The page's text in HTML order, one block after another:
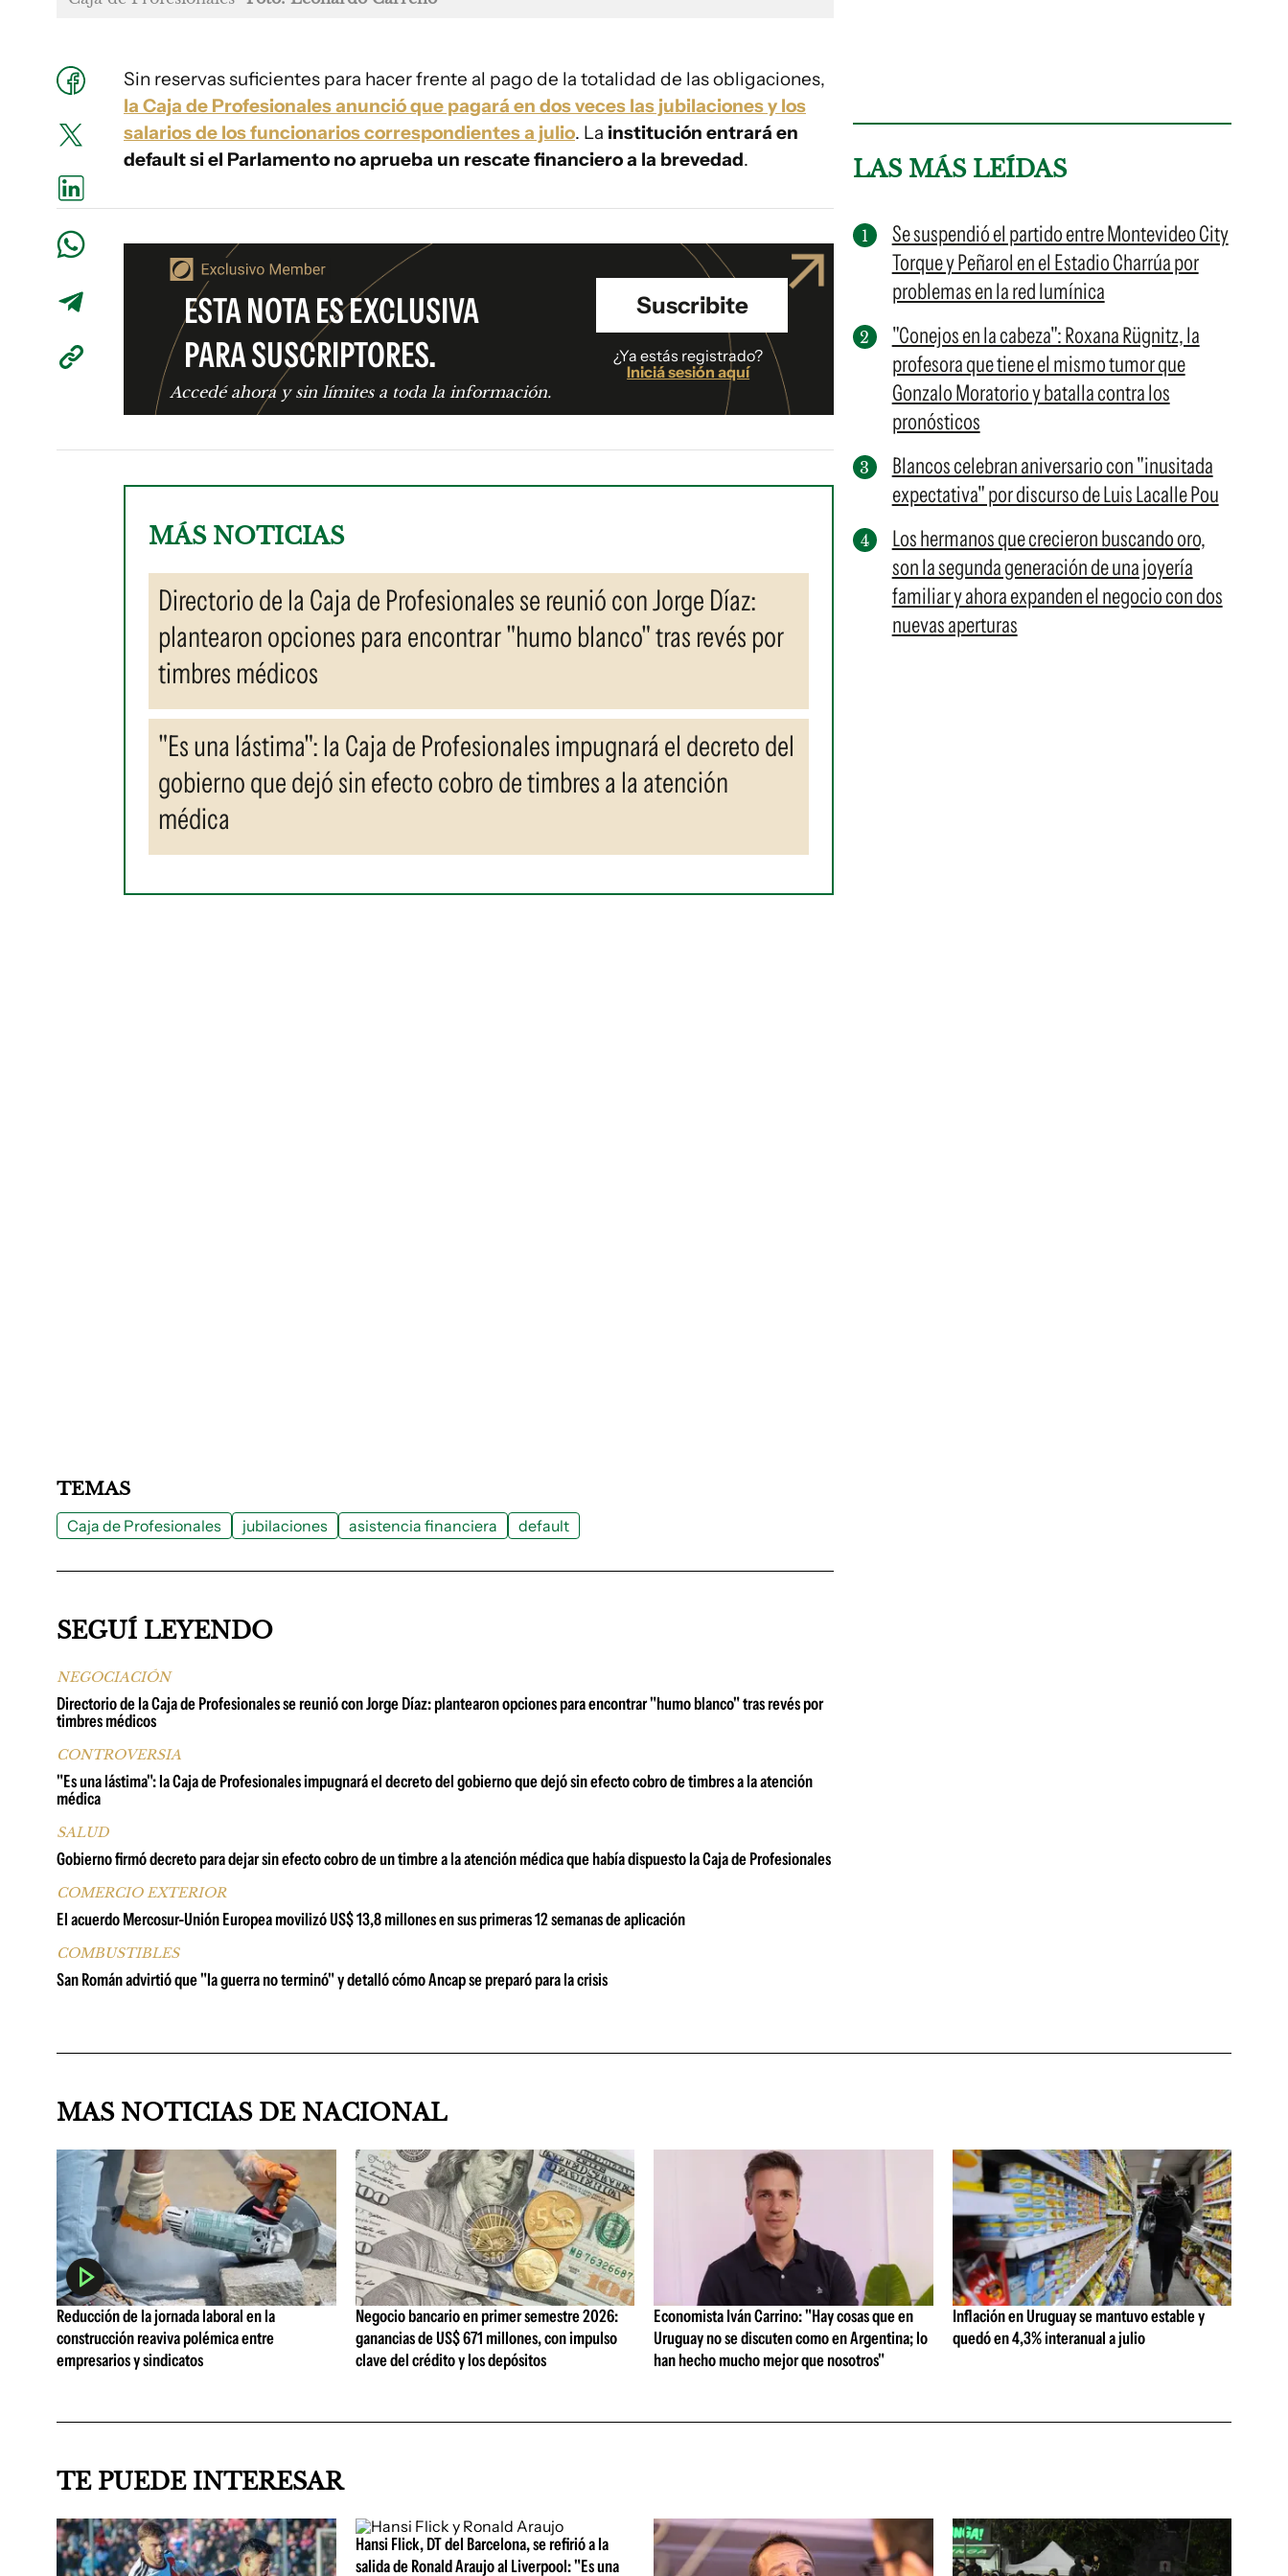
Sin reservas suficientes para hacer frente al pago de la totalidad de las obligaciones,
la Caja de Profesionales anunció que pagará en dos veces las jubilaciones y los
salarios de los funcionarios correspondientes a julio. La institución entrará en
default si el Parlamento no aprueba un rescate financiero a la brevedad.
ESTA NOTA ES EXCLUSIVA
PARA SUSCRIPTORES.
Accedé ahora y sin límites a toda la información.
Suscribite
¿Ya estás registrado?
Iniciá sesión aquí
MÁS NOTICIAS
Directorio de la Caja de Profesionales se reunió con Jorge Díaz:
plantearon opciones para encontrar "humo blanco" tras revés por
timbres médicos
"Es una lástima": la Caja de Profesionales impugnará el decreto del
gobierno que dejó sin efecto cobro de timbres a la atención
médica
LAS MÁS LEÍDAS
Se suspendió el partido entre Montevideo City
Torque y Peñarol en el Estadio Charrúa por
problemas en la red lumínica
"Conejos en la cabeza": Roxana Rügnitz, la
profesora que tiene el mismo tumor que
Gonzalo Moratorio y batalla contra los
pronósticos
Blancos celebran aniversario con "inusitada
expectativa" por discurso de Luis Lacalle Pou
Los hermanos que crecieron buscando oro,
son la segunda generación de una joyería
familiar y ahora expanden el negocio con dos
nuevas aperturas
TEMAS
Caja de Profesionales jubilaciones asistencia financiera default
SEGUÍ LEYENDO
NEGOCIACIÓN
Directorio de la Caja de Profesionales se reunió con Jorge Díaz: plantearon opciones para encontrar "humo blanco" tras revés por
timbres médicos
CONTROVERSIA
"Es una lástima": la Caja de Profesionales impugnará el decreto del gobierno que dejó sin efecto cobro de timbres a la atención
médica
SALUD
Gobierno firmó decreto para dejar sin efecto cobro de un timbre a la atención médica que había dispuesto la Caja de Profesionales
COMERCIO EXTERIOR
El acuerdo Mercosur-Unión Europea movilizó US$ 13,8 millones en sus primeras 12 semanas de aplicación
COMBUSTIBLES
San Román advirtió que "la guerra no terminó" y detalló cómo Ancap se preparó para la crisis
MAS NOTICIAS DE NACIONAL
Reducción de la jornada laboral en la
construcción reaviva polémica entre
empresarios y sindicatos
Negocio bancario en primer semestre 2026:
ganancias de US$ 671 millones, con impulso
clave del crédito y los depósitos
Economista Iván Carrino: "Hay cosas que en
Uruguay no se discuten como en Argentina; lo
han hecho mucho mejor que nosotros"
Inflación en Uruguay se mantuvo estable y
quedó en 4,3% interanual a julio
TE PUEDE INTERESAR
Hansi Flick, DT del Barcelona, se refirió a la
salida de Ronald Araujo al Liverpool: "Es una